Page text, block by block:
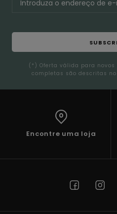
(*) Oferta válida para novos
completas são descritas
Encontre uma loja